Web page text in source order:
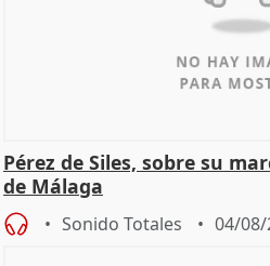
Pérez de Siles, sobre su
de Málaga
Sonido Totales 04/08/